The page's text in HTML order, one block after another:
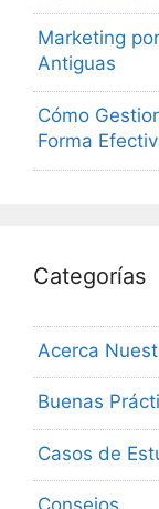
Marketing
Antiguas
Cómo
Forma
Categorías
Acerca
Buenas
Casos de